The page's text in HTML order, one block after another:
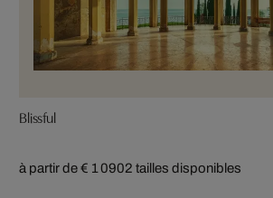
Blissful
à partir de € 1 0902 tailles disponibles